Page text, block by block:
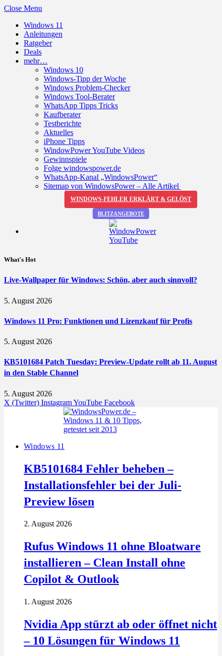
Close Menu
Windows 11
Anleitungen
Ratgeber
Deals
mehr…
Windows 10
Windows-Tipp der Woche
Windows Problem-Checker
Windows Tool-Berater
WhatsApp Tipps Tricks
Kaufberater
Testberichte
Aktuelles
iPhone Tipps
WindowPower YouTube Videos
Gewinnspiele
Folge windowspower.de
WhatsApp-Kanal „WindowsPower“
Sitemap von WindowsPower – Alle Artikel
WINDOWS-FEHLER ERKLÄRT & GELÖST
BLITZANGEBOTE
What's Hot
Live-Wallpaper für Windows: Schön, aber auch sinnvoll?
5. August 2026
Windows 11 Pro: Funktionen und Lizenzkauf für Profis
5. August 2026
KB5101684 Patch Tuesday: Preview-Update rollt ab 11. August
in den Stable Channel
5. August 2026
X (Twitter) InstagramYouTube Facebook
Windows 11
KB5101684 Fehler beheben –
Installationsfehler bei der Juli-
Preview lösen
2. August 2026
Rufus Windows 11 ohne Bloatware
installieren – Clean Install ohne
Copilot & Outlook
1. August 2026
Nvidia App stürzt ab oder öffnet nicht
– 10 Lösungen für Windows 11